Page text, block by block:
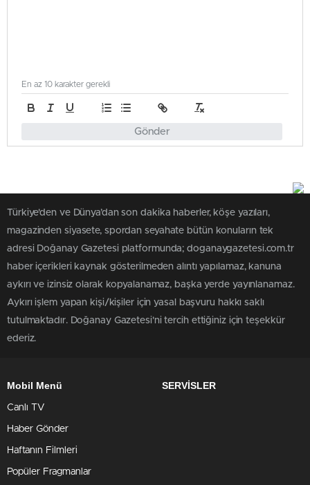
Gönder
En az 10 karakter gerekli
Türkiye'den ve Dünya’dan son dakika haberler, köşe yazıları,
magazinden siyasete, spordan seyahate bütün konuların tek
adresi Doğanay Gazetesi platformunda; doganaygazetesi.com.tr
haber içerikleri kaynak gösterilmeden alıntı yapılamaz, kanuna
aykırı ve izinsiz olarak kopyalanamaz, başka yerde yayınlanamaz.
Aykırı işlem yapan kişi/kişiler için yasal başvuru hakkı saklı
tutulmaktadır. Doğanay Gazetesi'ni tercih ettiğiniz için teşekkür
ederiz.
Mobil Menü
Canlı TV
Haber Gönder
Haftanın Filmleri
Popüler Fragmanlar
SERVİSLER